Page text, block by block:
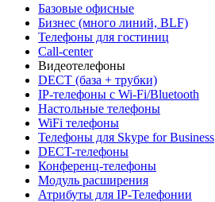
Базовые офисные
Бизнес (много линий, BLF)
Телефоны для гостиниц
Call-center
Видеотелефоны
DECT (база + трубки)
IP-телефоны с Wi-Fi/Bluetooth
Настольные телефоны
WiFi телефоны
Телефоны для Skype for Business
DECT-телефоны
Конференц-телефоны
Модуль расширения
Атрибуты для IP-Телефонии